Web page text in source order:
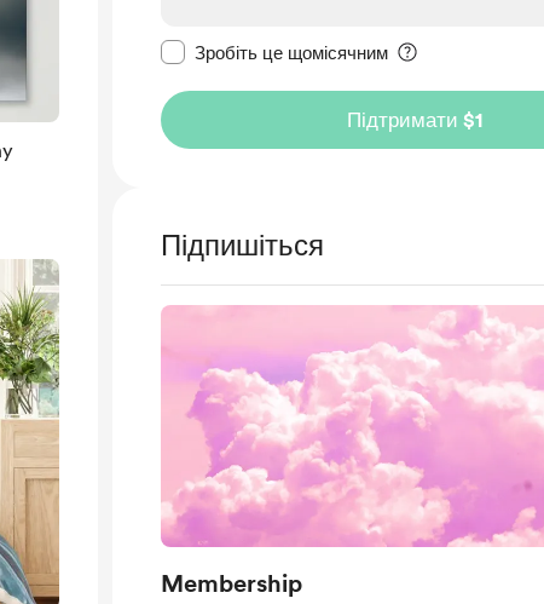
Зробіть це щомісячним
Підтримати $1
Підпишіться
Membership